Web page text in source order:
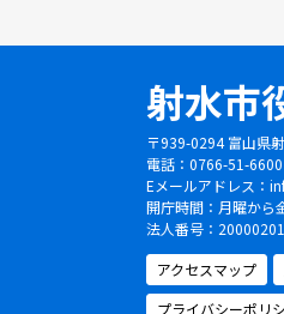
射水市
〒939-0294 富山県
電話：0766-51-6600
Eメールアドレス：
開庁時間：月曜から
法人番号：
アクセスマップ
プライバシーポリ